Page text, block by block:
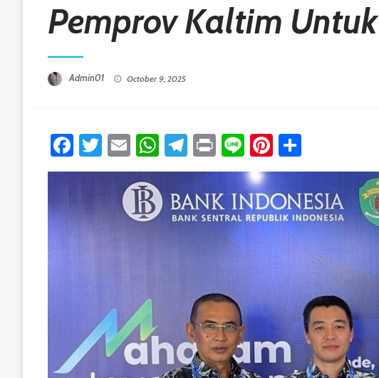
Pemprov Kaltim
Admin01 October 9, 2025
Facebook
Twitter
EmailWhatsApp
Telegram
PrintLinePinterest